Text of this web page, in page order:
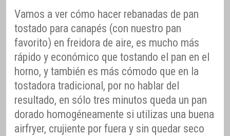
Vamos a ver cómo hacer rebanadas de pan
tostado para canapés (con nuestro pan
favorito) en freidora de aire, es mucho más
rápido y económico que tostando el pan en el
horno, y también es más cómodo que en la
tostadora tradicional, por no hablar del
resultado, en sólo tres minutos queda un pan
dorado homogéneamente si utilizas una buena
airfryer, crujiente por fuera y sin quedar seco